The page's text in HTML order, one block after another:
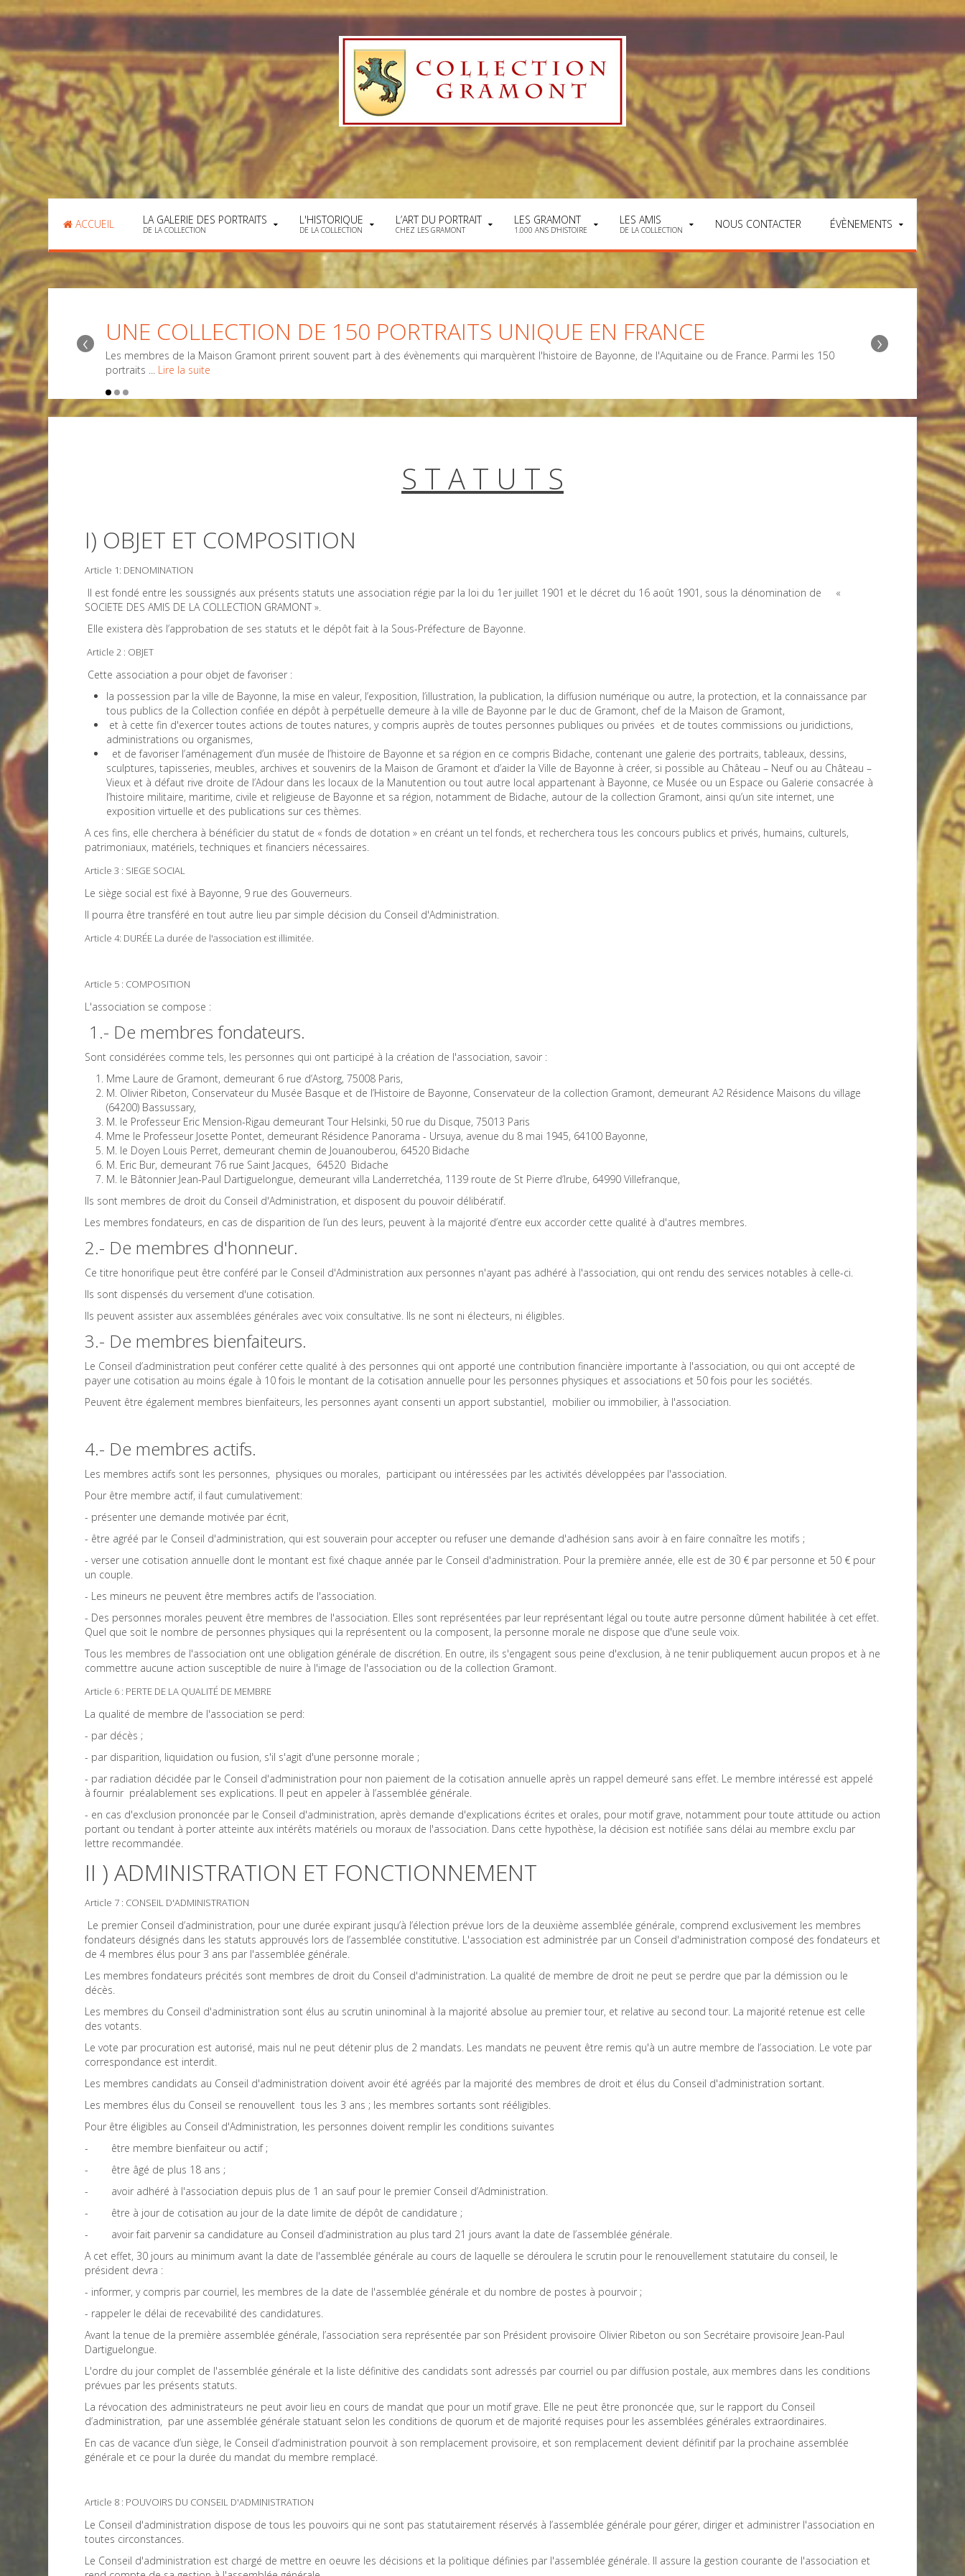
ACCUEIL LA GALERIE DES PORTRAITS
DE LA COLLECTION
L'HISTORIQUE
DE LA COLLECTION
L’ART DU PORTRAIT
CHEZ LES GRAMONT
LES GRAMONT
1.000 ANS D'HISTOIRE
LES AMIS
DE LA COLLECTION NOUS CONTACTER ÉVÈNEMENTS
UNE COLLECTION DE 150 PORTRAITS UNIQUE EN FRANCE
Les membres de la Maison Gramont prirent souvent part à des évènements qui marquèrent l'histoire de Bayonne, de l'Aquitaine ou de France. Parmi les 150
portraits ... Lire la suite
›
‹
S T A T U T S
I) OBJET ET COMPOSITION
Article 1: DENOMINATION
Il est fondé entre les soussignés aux présents statuts une association régie par la loi du 1er juillet 1901 et le décret du 16 août 1901, sous la dénomination de «
SOCIETE DES AMIS DE LA COLLECTION GRAMONT ».
Elle existera dès l’approbation de ses statuts et le dépôt fait à la Sous-Préfecture de Bayonne.
Article 2 : OBJET
Cette association a pour objet de favoriser :
la possession par la ville de Bayonne, la mise en valeur, l’exposition, l’illustration, la publication, la diffusion numérique ou autre, la protection, et la connaissance par
tous publics de la Collection confiée en dépôt à perpétuelle demeure à la ville de Bayonne par le duc de Gramont, chef de la Maison de Gramont,
et à cette fin d'exercer toutes actions de toutes natures, y compris auprès de toutes personnes publiques ou privées et de toutes commissions ou juridictions,
administrations ou organismes,
et de favoriser l’aménagement d’un musée de l’histoire de Bayonne et sa région en ce compris Bidache, contenant une galerie des portraits, tableaux, dessins,
sculptures, tapisseries, meubles, archives et souvenirs de la Maison de Gramont et d’aider la Ville de Bayonne à créer, si possible au Château – Neuf ou au Château –
Vieux et à défaut rive droite de l’Adour dans les locaux de la Manutention ou tout autre local appartenant à Bayonne, ce Musée ou un Espace ou Galerie consacrée à
l’histoire militaire, maritime, civile et religieuse de Bayonne et sa région, notamment de Bidache, autour de la collection Gramont, ainsi qu’un site internet, une
exposition virtuelle et des publications sur ces thèmes.
A ces fins, elle cherchera à bénéficier du statut de « fonds de dotation » en créant un tel fonds, et recherchera tous les concours publics et privés, humains, culturels,
patrimoniaux, matériels, techniques et financiers nécessaires.
Article 3 : SIEGE SOCIAL
Le siège social est fixé à Bayonne, 9 rue des Gouverneurs.
Il pourra être transféré en tout autre lieu par simple décision du Conseil d'Administration.
Article 4: DURÉE La durée de l'association est illimitée.
Article 5 : COMPOSITION
L'association se compose :
1.- De membres fondateurs.
Sont considérées comme tels, les personnes qui ont participé à la création de l'association, savoir :
Mme Laure de Gramont, demeurant 6 rue d’Astorg, 75008 Paris,
M. Olivier Ribeton, Conservateur du Musée Basque et de l’Histoire de Bayonne, Conservateur de la collection Gramont, demeurant A2 Résidence Maisons du village
(64200) Bassussary,
M. le Professeur Eric Mension-Rigau demeurant Tour Helsinki, 50 rue du Disque, 75013 Paris
Mme le Professeur Josette Pontet, demeurant Résidence Panorama - Ursuya, avenue du 8 mai 1945, 64100 Bayonne,
M. le Doyen Louis Perret, demeurant chemin de Jouanouberou, 64520 Bidache
M. Eric Bur, demeurant 76 rue Saint Jacques, 64520 Bidache
M. le Bâtonnier Jean-Paul Dartiguelongue, demeurant villa Landerretchéa, 1139 route de St Pierre d’Irube, 64990 Villefranque,
Ils sont membres de droit du Conseil d'Administration, et disposent du pouvoir délibératif.
Les membres fondateurs, en cas de disparition de l’un des leurs, peuvent à la majorité d’entre eux accorder cette qualité à d'autres membres.
2.- De membres d'honneur.
Ce titre honorifique peut être conféré par le Conseil d'Administration aux personnes n'ayant pas adhéré à l'association, qui ont rendu des services notables à celle-ci.
Ils sont dispensés du versement d'une cotisation.
Ils peuvent assister aux assemblées générales avec voix consultative. Ils ne sont ni électeurs, ni éligibles.
3.- De membres bienfaiteurs.
Le Conseil d’administration peut conférer cette qualité à des personnes qui ont apporté une contribution financière importante à l'association, ou qui ont accepté de
payer une cotisation au moins égale à 10 fois le montant de la cotisation annuelle pour les personnes physiques et associations et 50 fois pour les sociétés.
Peuvent être également membres bienfaiteurs, les personnes ayant consenti un apport substantiel, mobilier ou immobilier, à l'association.
4.- De membres actifs.
Les membres actifs sont les personnes, physiques ou morales, participant ou intéressées par les activités développées par l'association.
Pour être membre actif, il faut cumulativement:
- présenter une demande motivée par écrit,
- être agréé par le Conseil d'administration, qui est souverain pour accepter ou refuser une demande d'adhésion sans avoir à en faire connaître les motifs ;
- verser une cotisation annuelle dont le montant est fixé chaque année par le Conseil d'administration. Pour la première année, elle est de 30 € par personne et 50 € pour
un couple.
- Les mineurs ne peuvent être membres actifs de l'association.
- Des personnes morales peuvent être membres de l'association. Elles sont représentées par leur représentant légal ou toute autre personne dûment habilitée à cet effet.
Quel que soit le nombre de personnes physiques qui la représentent ou la composent, la personne morale ne dispose que d'une seule voix.
Tous les membres de l'association ont une obligation générale de discrétion. En outre, ils s'engagent sous peine d'exclusion, à ne tenir publiquement aucun propos et à ne
commettre aucune action susceptible de nuire à l'image de l'association ou de la collection Gramont.
Article 6 : PERTE DE LA QUALITÉ DE MEMBRE
La qualité de membre de l'association se perd:
- par décès ;
- par disparition, liquidation ou fusion, s'il s'agit d'une personne morale ;
- par radiation décidée par le Conseil d'administration pour non paiement de la cotisation annuelle après un rappel demeuré sans effet. Le membre intéressé est appelé
à fournir préalablement ses explications. Il peut en appeler à l’assemblée générale.
- en cas d'exclusion prononcée par le Conseil d'administration, après demande d'explications écrites et orales, pour motif grave, notamment pour toute attitude ou action
portant ou tendant à porter atteinte aux intérêts matériels ou moraux de l'association. Dans cette hypothèse, la décision est notifiée sans délai au membre exclu par
lettre recommandée.
II ) ADMINISTRATION ET FONCTIONNEMENT
Article 7 : CONSEIL D'ADMINISTRATION
Le premier Conseil d’administration, pour une durée expirant jusqu’à l’élection prévue lors de la deuxième assemblée générale, comprend exclusivement les membres
fondateurs désignés dans les statuts approuvés lors de l’assemblée constitutive. L'association est administrée par un Conseil d'administration composé des fondateurs et
de 4 membres élus pour 3 ans par l'assemblée générale.
Les membres fondateurs précités sont membres de droit du Conseil d'administration. La qualité de membre de droit ne peut se perdre que par la démission ou le
décès.
Les membres du Conseil d'administration sont élus au scrutin uninominal à la majorité absolue au premier tour, et relative au second tour. La majorité retenue est celle
des votants.
Le vote par procuration est autorisé, mais nul ne peut détenir plus de 2 mandats. Les mandats ne peuvent être remis qu'à un autre membre de l’association. Le vote par
correspondance est interdit.
Les membres candidats au Conseil d'administration doivent avoir été agréés par la majorité des membres de droit et élus du Conseil d'administration sortant.
Les membres élus du Conseil se renouvellent tous les 3 ans ; les membres sortants sont rééligibles.
Pour être éligibles au Conseil d'Administration, les personnes doivent remplir les conditions suivantes
- être membre bienfaiteur ou actif ;
- être âgé de plus 18 ans ;
- avoir adhéré à l'association depuis plus de 1 an sauf pour le premier Conseil d’Administration.
- être à jour de cotisation au jour de la date limite de dépôt de candidature ;
- avoir fait parvenir sa candidature au Conseil d’administration au plus tard 21 jours avant la date de l’assemblée générale.
A cet effet, 30 jours au minimum avant la date de l'assemblée générale au cours de laquelle se déroulera le scrutin pour le renouvellement statutaire du conseil, le
président devra :
- informer, y compris par courriel, les membres de la date de l'assemblée générale et du nombre de postes à pourvoir ;
- rappeler le délai de recevabilité des candidatures.
Avant la tenue de la première assemblée générale, l’association sera représentée par son Président provisoire Olivier Ribeton ou son Secrétaire provisoire Jean-Paul
Dartiguelongue.
L'ordre du jour complet de l'assemblée générale et la liste définitive des candidats sont adressés par courriel ou par diffusion postale, aux membres dans les conditions
prévues par les présents statuts.
La révocation des administrateurs ne peut avoir lieu en cours de mandat que pour un motif grave. Elle ne peut être prononcée que, sur le rapport du Conseil
d’administration, par une assemblée générale statuant selon les conditions de quorum et de majorité requises pour les assemblées générales extraordinaires.
En cas de vacance d’un siège, le Conseil d’administration pourvoit à son remplacement provisoire, et son remplacement devient définitif par la prochaine assemblée
générale et ce pour la durée du mandat du membre remplacé.
Article 8 : POUVOIRS DU CONSEIL D'ADMINISTRATION
Le Conseil d'administration dispose de tous les pouvoirs qui ne sont pas statutairement réservés à l’assemblée générale pour gérer, diriger et administrer l'association en
toutes circonstances.
Le Conseil d'administration est chargé de mettre en oeuvre les décisions et la politique définies par l'assemblée générale. Il assure la gestion courante de l'association et